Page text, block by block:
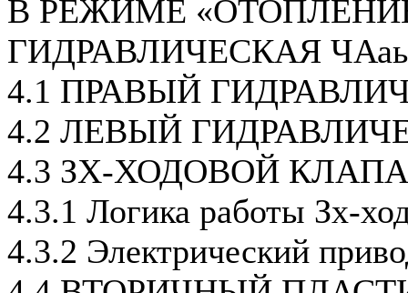
В РЕЖИМЕ
ГИДРАВЛИЧЕСКАЯ ЧАаь
4.1 ПРАВЫЙ
4.2 ЛЕВЫЙ
4.3 ЗХ-ХОДОВОЙ
4.3.1 Логика работы Зх-
4.3.2 Электрический